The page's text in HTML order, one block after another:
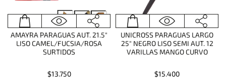
AMAYRA PARAGUAS AUT. 21.5"
LISO CAMEL/FUCSIA/ROSA
SURTIDOS
$13.750
UNICROSS PARAGUAS LARGO
25" NEGRO LISO SEMI AUT. 12
VARILLAS MANGO CURVO
$15.400